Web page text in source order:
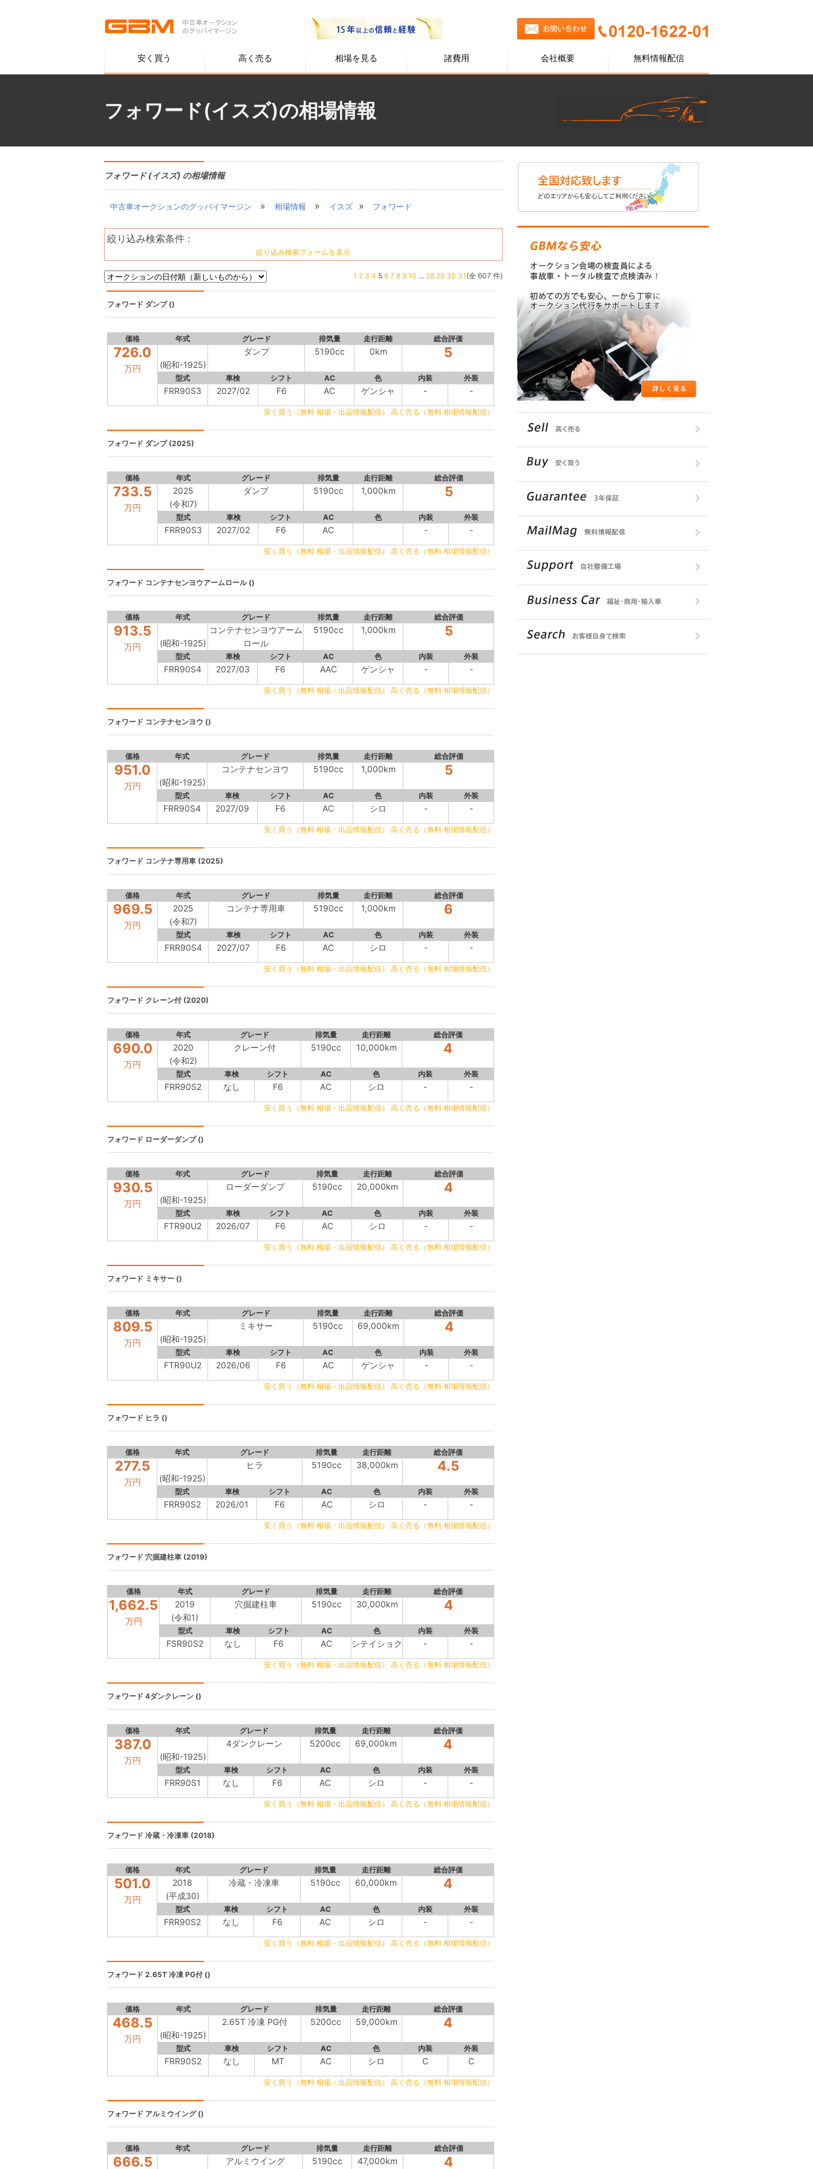
安く買う 高く売る 相場を見る 諸費用 会社概要 無料情報配信
フォワード(イスズ)の相場情報
フォワード (イスズ) の相場情報
中古車オークションのグッバイマージン » 相場情報 » イスズ » フォワード
絞り込み検索条件 :
絞り込み検索フォームを表示
1 2 3 4 5 6 7 8 9 10 ... 28 29 30 31 (全 607 件)
フォワード ダンプ ()
価格 年式 グレード 排気量 走行距離 総合評価
726.0
万円 (昭和-1925)
ダンプ 5190cc 0km 5
型式 車検 シフト AC 色 内装 外装
FRR90S3 2027/02 F6 AC ゲンシャ - -
安く買う（無料 相場・出品情報配信） 高く売る（無料 相場情報配信）
フォワード ダンプ (2025)
価格 年式 グレード 排気量 走行距離 総合評価
733.5
万円
2025
(令和7)
ダンプ 5190cc 1,000km 5
型式 車検 シフト AC 色 内装 外装
FRR90S3 2027/02 F6 AC - -
安く買う（無料 相場・出品情報配信） 高く売る（無料 相場情報配信）
フォワード コンテナセンヨウアームロール ()
価格 年式 グレード 排気量 走行距離 総合評価
913.5
万円 (昭和-1925)
コンテナセンヨウアーム
ロール
5190cc 1,000km 5
型式 車検 シフト AC 色 内装 外装
FRR90S4 2027/03 F6 AAC ゲンシャ - -
安く買う（無料 相場・出品情報配信） 高く売る（無料 相場情報配信）
フォワード コンテナセンヨウ ()
価格 年式 グレード 排気量 走行距離 総合評価
951.0
万円 (昭和-1925)
コンテナセンヨウ 5190cc 1,000km 5
型式 車検 シフト AC 色 内装 外装
FRR90S4 2027/09 F6 AC シロ - -
安く買う（無料 相場・出品情報配信） 高く売る（無料 相場情報配信）
フォワード コンテナ専用車 (2025)
価格 年式 グレード 排気量 走行距離 総合評価
969.5
万円
2025
(令和7)
コンテナ専用車 5190cc 1,000km 6
型式 車検 シフト AC 色 内装 外装
FRR90S4 2027/07 F6 AC シロ - -
安く買う（無料 相場・出品情報配信） 高く売る（無料 相場情報配信）
フォワード クレーン付 (2020)
価格 年式 グレード 排気量 走行距離 総合評価
690.0
万円
2020
(令和2)
クレーン付 5190cc 10,000km 4
型式 車検 シフト AC 色 内装 外装
FRR90S2 なし F6 AC シロ - -
安く買う（無料 相場・出品情報配信） 高く売る（無料 相場情報配信）
フォワード ローダーダンプ ()
価格 年式 グレード 排気量 走行距離 総合評価
930.5
万円 (昭和-1925)
ローダーダンプ 5190cc 20,000km 4
型式 車検 シフト AC 色 内装 外装
FTR90U2 2026/07 F6 AC シロ - -
安く買う（無料 相場・出品情報配信） 高く売る（無料 相場情報配信）
フォワード ミキサー ()
価格 年式 グレード 排気量 走行距離 総合評価
809.5
万円 (昭和-1925)
ミキサー 5190cc 69,000km 4
型式 車検 シフト AC 色 内装 外装
FTR90U2 2026/06 F6 AC ゲンシャ - -
安く買う（無料 相場・出品情報配信） 高く売る（無料 相場情報配信）
フォワード ヒラ ()
価格 年式 グレード 排気量 走行距離 総合評価
277.5
万円 (昭和-1925)
ヒラ 5190cc 38,000km 4.5
型式 車検 シフト AC 色 内装 外装
FRR90S2 2026/01 F6 AC シロ - -
安く買う（無料 相場・出品情報配信） 高く売る（無料 相場情報配信）
フォワード 穴掘建柱車 (2019)
価格 年式 グレード 排気量 走行距離 総合評価
1,662.5
万円
2019
(令和1)
穴掘建柱車 5190cc 30,000km 4
型式 車検 シフト AC 色 内装 外装
FSR90S2 なし F6 AC シテイショク - -
安く買う（無料 相場・出品情報配信） 高く売る（無料 相場情報配信）
フォワード 4ダンクレーン ()
価格 年式 グレード 排気量 走行距離 総合評価
387.0
万円 (昭和-1925)
4ダンクレーン 5200cc 69,000km 4
型式 車検 シフト AC 色 内装 外装
FRR90S1 なし F6 AC シロ - -
安く買う（無料 相場・出品情報配信） 高く売る（無料 相場情報配信）
フォワード 冷蔵・冷凍車 (2018)
価格 年式 グレード 排気量 走行距離 総合評価
501.0
万円
2018
(平成30)
冷蔵・冷凍車 5190cc 60,000km 4
型式 車検 シフト AC 色 内装 外装
FRR90S2 なし F6 AC シロ - -
安く買う（無料 相場・出品情報配信） 高く売る（無料 相場情報配信）
フォワード 2.65T 冷凍 PG付 ()
価格 年式 グレード 排気量 走行距離 総合評価
468.5
万円 (昭和-1925)
2.65T 冷凍 PG付 5200cc 59,000km 4
型式 車検 シフト AC 色 内装 外装
FRR90S2 なし MT AC シロ C C
安く買う（無料 相場・出品情報配信） 高く売る（無料 相場情報配信）
フォワード アルミウイング ()
価格 年式 グレード 排気量 走行距離 総合評価
666.5 アルミウイング 5190cc 47,000km 4